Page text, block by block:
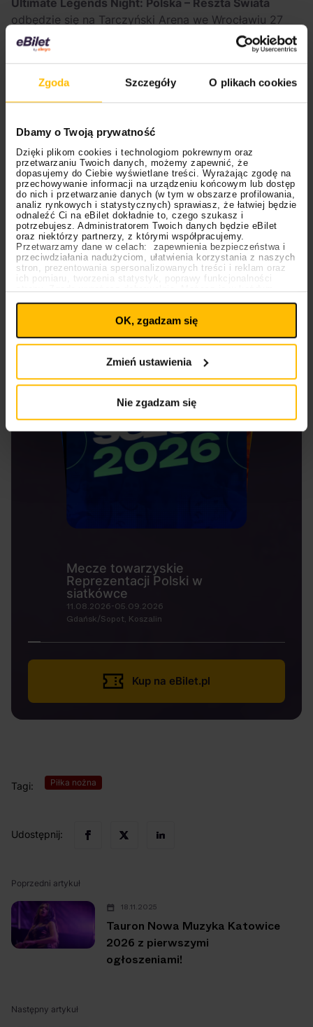
Zgoda Szczegóły O plikach cookies
Dbamy o Twoją prywatność
Dzięki plikom cookies i technologiom pokrewnym oraz
przetwarzaniu Twoich danych, możemy zapewnić, że
dopasujemy do Ciebie wyświetlane treści. Wyrażając zgodę na
przechowywanie informacji na urządzeniu końcowym lub dostęp
do nich i przetwarzanie danych (w tym w obszarze profilowania,
analiz rynkowych i statystycznych) sprawiasz, że łatwiej będzie
odnaleźć Ci na eBilet dokładnie to, czego szukasz i
potrzebujesz. Administratorem Twoich danych będzie eBilet
oraz niektórzy partnerzy, z którymi współpracujemy.
Przetwarzamy dane w celach: zapewnienia bezpieczeństwa i
przeciwdziałania nadużyciom, ułatwienia korzystania z naszych
stron, prezentowania spersonalizowanych treści i reklam oraz
ich pomiaru, tworzenia statystyk, poprawy funkcjonalności
plików cookies
wpływa na legalność uprzedniego przetwarzania.
Polityka plików cookies
OK, zgadzam się
Zmień ustawienia
Nie zgadzam się
Ultimate Legends Night: Polska – Reszta Świata
odbędzie się na Tarczyński Arena we Wrocławiu 27
maja 2026 roku. A kogo zobaczymy na murawie? Na
ten moment nie znamy jeszcze szczegółów. Możemy
że “będzie to drużyna złożona z legend światowego
futbolu – zdobywców Złotych Piłek, mistrzów, którzy
“zdobywcy złotych piłek” zawęża mocno krąg
poszukiwań, sugerując wam kogo możecie się
spodziewać.Andrij Szewczenko,Pavel Nedved? A
możeKaka? O tym przekonamy się już niebawem.
Jedno jest pewne – to będą niezapomniane emocje.
Gorące wydarzenia
Mecze towarzyskie
Reprezentacji Polski w
siatkówce
11.08.2026-05.09.2026
Gdańsk/Sopot, Koszalin
Kup na eBilet.pl
Tagi: Piłka nożna
Udostępnij:
Poprzedni artykuł
18.11.2025
Tauron Nowa Muzyka Katowice
2026 z pierwszymi
ogłoszeniami!
Następny artykuł